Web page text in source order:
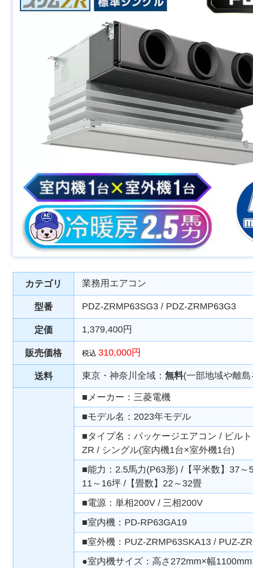
カテゴリ 業務用エアコン
型番 PDZ-ZRMP63SG3 / PDZ-ZRMP63G3
定価 1,379,400円
販売価格 税込 310,000円
送料 東京・神奈川全域： 無料(一部地域や離島
■メーカー：三菱電機
■モデル名：2023年モデル
■タイプ名：パッケージエアコン / ビル
ZR / シングル(室内機1台×室外機1台)
■能力：2.5馬力(P63形) /【平米数】37～
11～16坪 /【畳数】22～32畳
■電源：単相200V / 三相200V
■室内機：PD-RP63GA19
■室外機：PUZ-ZRMP63SKA13 / PUZ-
●室内機サイズ：高さ272mm×幅